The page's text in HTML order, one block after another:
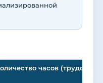
часов